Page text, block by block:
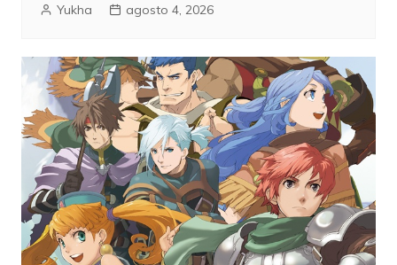
Yukha agosto 4, 2026